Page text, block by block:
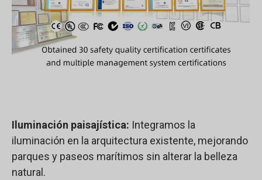
Iluminación paisajística: Integramos la
iluminación en la arquitectura existente, mejorando
parques y paseos marítimos sin alterar la belleza
natural.